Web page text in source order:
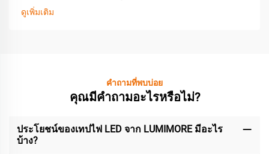
ดูเพิ่มเติม
คำถามที่พบบ่อย
คุณมีคำถามอะไรหรือไม่?
ประโยชน์ของเทปไฟ LED จาก LUMIMORE มีอะไร
บ้าง?